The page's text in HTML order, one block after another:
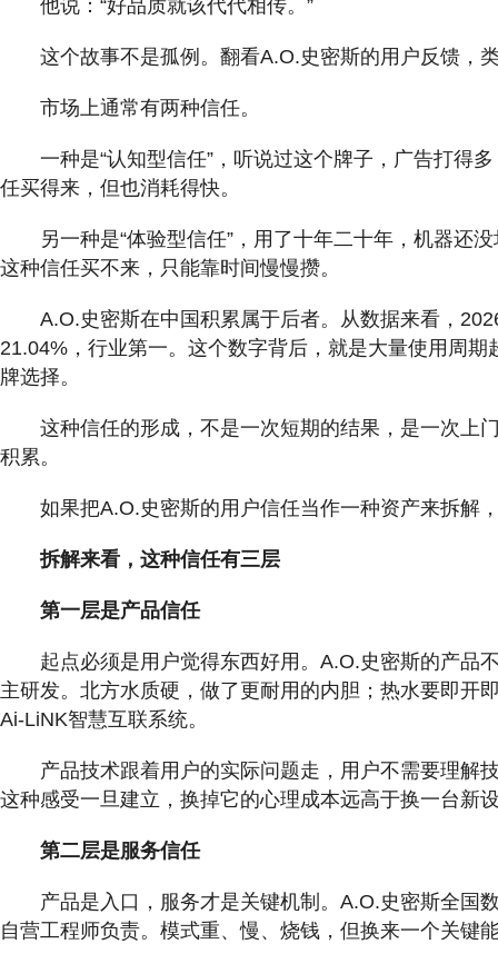
他说：“好品质就该代代相传。”
这个故事不是孤例。翻看A.O.史密斯的用户反馈，
市场上通常有两种信任。
一种是“认知型信任”，听说过这个牌子，广告打得
任买得来，但也消耗得快。
另一种是“体验型信任”，用了十年二十年，机器还
这种信任买不来，只能靠时间慢慢攒。
A.O.史密斯在中国积累属于后者。从数据来看，
21.04%，行业第一。这个数字背后，就是大量使用周
牌选择。
这种信任的形成，不是一次短期的结果，是一次上
积累。
如果把A.O.史密斯的用户信任当作一种资产来拆解
拆解来看，这种信任有三层
第一层是产品信任
起点必须是用户觉得东西好用。A.O.史密斯的产品
主研发。北方水质硬，做了更耐用的内胆；热水要即开
Ai-LiNK智慧互联系统。
产品技术跟着用户的实际问题走，用户不需要理解
这种感受一旦建立，换掉它的心理成本远高于换一台新
第二层是服务信任
产品是入口，服务才是关键机制。A.O.史密斯全国
自营工程师负责。模式重、慢、烧钱，但换来一个关键